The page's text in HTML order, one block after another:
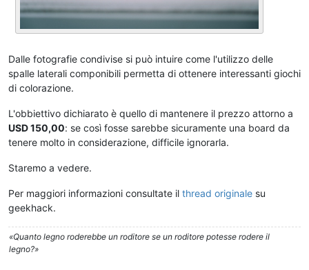
Dalle fotografie condivise si può intuire come l'utilizzo delle
spalle laterali componibili permetta di ottenere interessanti giochi
di colorazione.
L'obbiettivo dichiarato è quello di mantenere il prezzo attorno a
USD 150,00: se così fosse sarebbe sicuramente una board da
tenere molto in considerazione, difficile ignorarla.
Staremo a vedere.
Per maggiori informazioni consultate il thread originale su
geekhack.
«Quanto legno roderebbe un roditore se un roditore potesse rodere il
legno?»